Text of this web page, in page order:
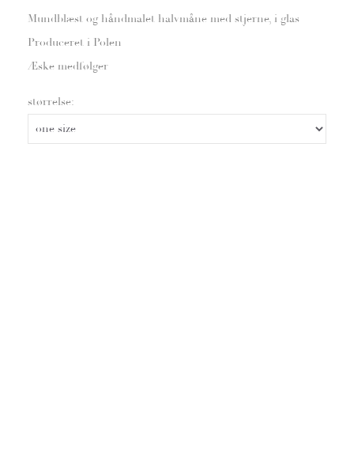
Mundblæst og håndmalet halvmåne med stjerne, i glas
Produceret i Polen
Æske medfølger
størrelse: